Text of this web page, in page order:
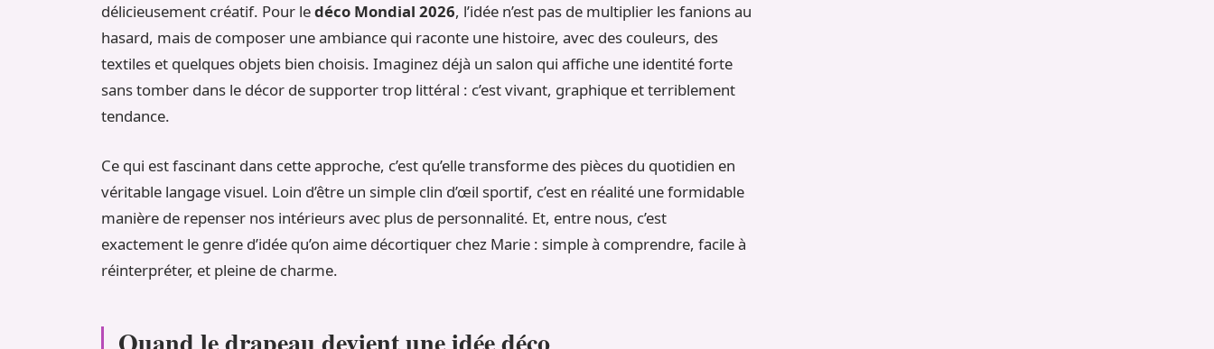
délicieusement créatif. Pour ledéco Mondial 2026, l’idée n’est pas de multiplier les fanions au
hasard, mais de composer une ambiance qui raconte une histoire, avec des couleurs, des
textiles et quelques objets bien choisis. Imaginez déjà un salon qui affiche une identité forte
sans tomber dans le décor de supporter trop littéral : c’est vivant, graphique et terriblement
tendance.
Ce qui est fascinant dans cette approche, c’est qu’elle transforme des pièces du quotidien en
véritable langage visuel. Loin d’être un simple clin d’œil sportif, c’est en réalité une formidable
manière de repenser nos intérieurs avec plus de personnalité. Et, entre nous, c’est
exactement le genre d’idée qu’on aime décortiquer chez Marie : simple à comprendre, facile à
réinterpréter, et pleine de charme.